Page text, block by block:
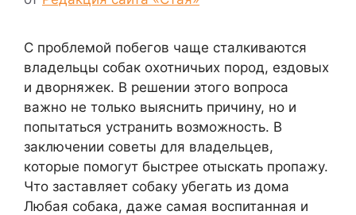
С проблемой побегов чаще сталкиваются
владельцы собак охотничьих пород, ездовых
и дворняжек. В решении этого вопроса
важно не только выяснить причину, но и
попытаться устранить возможность. В
заключении советы для владельцев,
которые помогут быстрее отыскать пропажу.
Что заставляет собаку убегать из дома
Любая собака, даже самая воспитанная и